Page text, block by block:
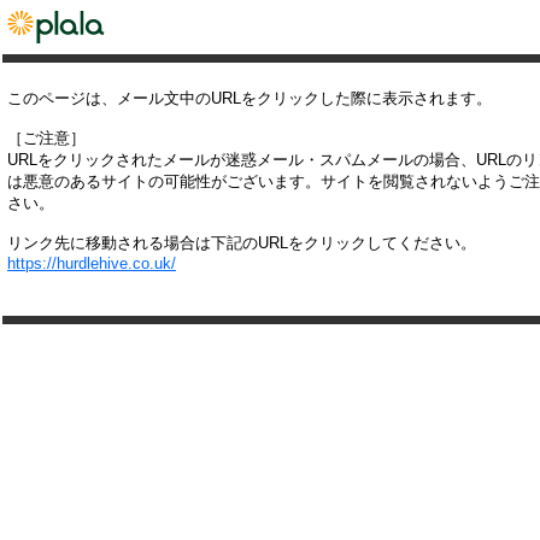
このページは、メール文中のURLをクリックした際に表示されます。
［ご注意］
URLをクリックされたメールが迷惑メール・スパムメールの場合、URLの
は悪意のあるサイトの可能性がございます。サイトを閲覧されないようご
さい。
リンク先に移動される場合は下記のURLをクリックしてください。
https://hurdlehive.co.uk/